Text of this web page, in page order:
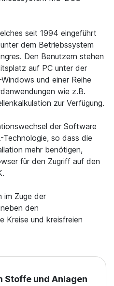
seit 1994 eingeführt
dem Betriebssystem
Den Benutzern stehen
auf PC unter der
und einer Reihe
wie z.B.
zur Verfügung.
der Software
Technologie, so dass die
mehr benötigen,
für den Zugriff auf den
im Zuge der
den
Kreise und kreisfreien
Stoffe und Anlagen